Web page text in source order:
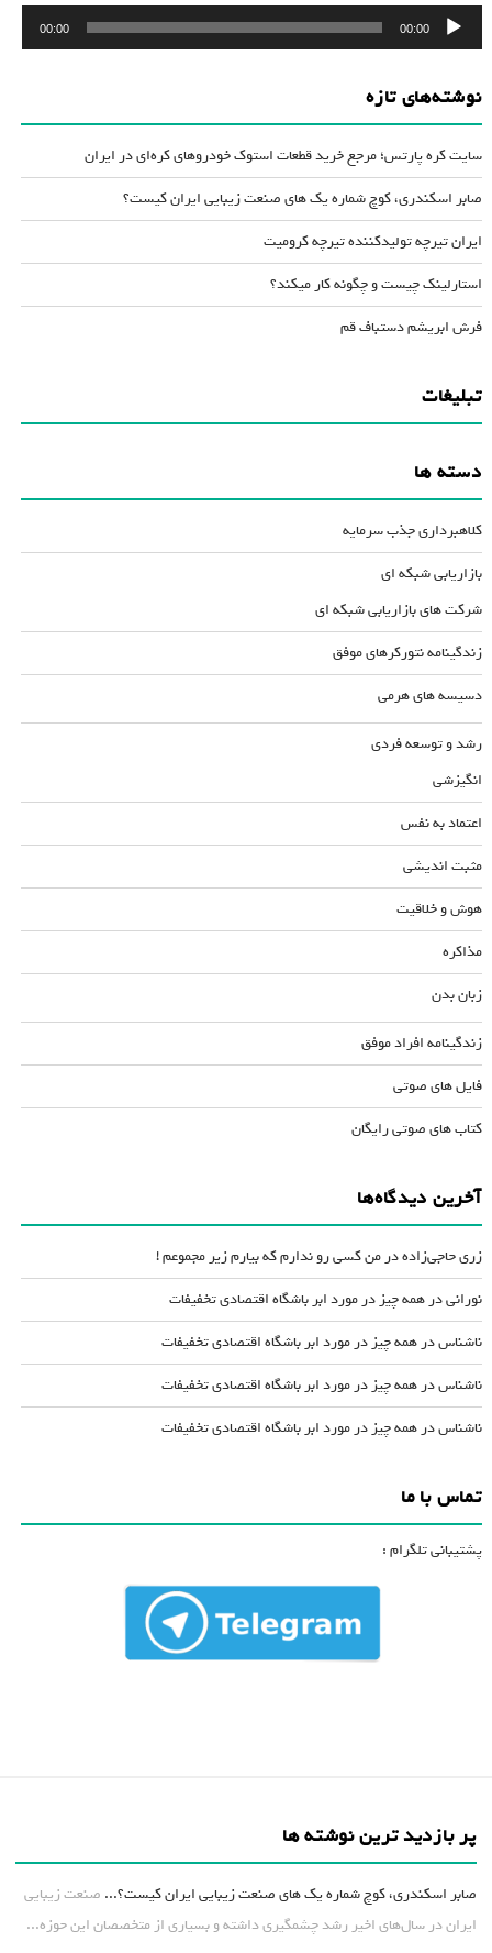
پخش‌کننده
صوت
00:00
00:00
نوشته‌های تازه
سایت کره پارتس؛ مرجع خرید قطعات استوک خودروهای کره‌ای در ایران
صابر اسکندری، کوچ شماره یک های صنعت زیبایی ایران کیست؟
ایران تیرچه تولیدکننده تیرچه کرومیت
استارلینک چیست و چگونه کار میکند؟
فرش ابریشم دستباف قم
تبلیغات
دسته ها
کلاهبرداری جذب سرمایه
بازاریابی شبکه ای
شرکت های بازاریابی شبکه ای
زندگینامه نتورکرهای موفق
دسیسه های هرمی
رشد و توسعه فردی
انگیزشی
اعتماد به نفس
مثبت اندیشی
هوش و خلاقیت
مذاکره
زبان بدن
زندگینامه افراد موفق
فایل های صوتی
کتاب های صوتی رایگان
آخرین دیدگاه‌ها
زری حاجی‌زادهدرمن کسی رو ندارم که بیارم زیر مجموعم !
نورانیدرهمه چیز در مورد ابر باشگاه اقتصادی تخفیفات
ناشناسدرهمه چیز در مورد ابر باشگاه اقتصادی تخفیفات
ناشناسدرهمه چیز در مورد ابر باشگاه اقتصادی تخفیفات
ناشناسدرهمه چیز در مورد ابر باشگاه اقتصادی تخفیفات
تماس با ما
پشتیبانی تلگرام :
پر بازدید ترین نوشته ها
صابر اسکندری، کوچ شماره یک های صنعت زیبایی ایران کیست؟... صنعت زیبایی
ایران در سال‌های اخیر رشد چشمگیری داشته و بسیاری از متخصصان این حوزه...